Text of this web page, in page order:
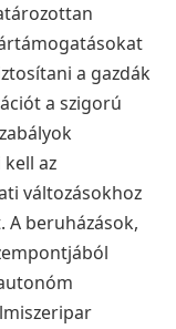
a gazdák
a szigorú
az
változásokhoz
A beruházások,